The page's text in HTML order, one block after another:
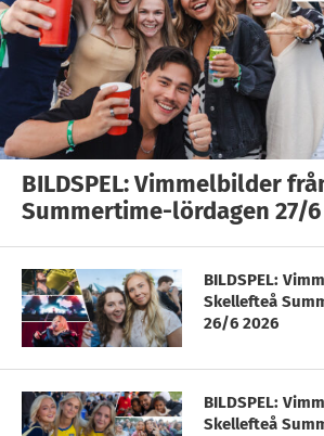
BILDSPEL: Vimmelbilder
Summertime-lördagen 27/6
BILDSPEL:
Skellefteå
26/6 2026
BILDSPEL:
Skellefteå